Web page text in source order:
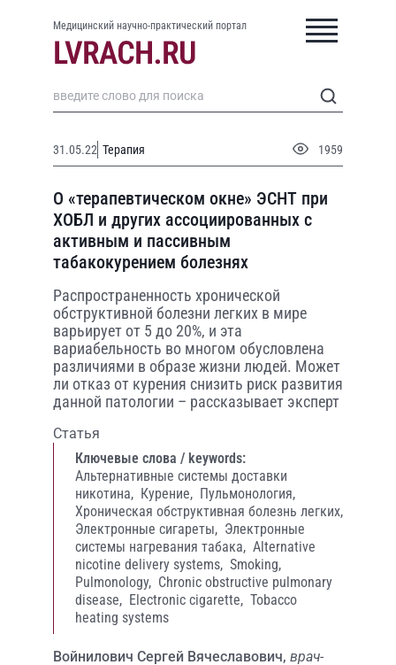
Медицинский научно-практический портал
31.05.22 Терапия 1959
О «терапевтическом окне» ЭСНТ при
ХОБЛ и других ассоциированных с
активным и пассивным
табакокурением болезнях
Распространенность хронической
обструктивной болезни легких в мире
варьирует от 5 до 20%, и эта
вариабельность во многом обусловлена
различиями в образе жизни людей. Может
ли отказ от курения снизить риск развития
данной патологии – рассказывает эксперт
Статья
Ключевые слова / keywords:
Альтернативные системы доставки
никотина, Курение, Пульмонология,
Хроническая обструктивная болезнь легких,
Электронные сигареты, Электронные
системы нагревания табака, Alternative
nicotine delivery systems, Smoking,
Pulmonology, Chronic obstructive pulmonary
disease, Electronic cigarette, Tobacco
heating systems
Войнилович Сергей Вячеславович, врач-